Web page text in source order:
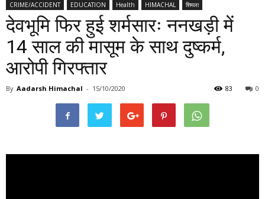
CRIME/ACCIDENT EDUCATION Health HIMACHAL शिमला
देवभूमि फिर हुई शर्मसारः ननखड़ी में
14 साल की मासूम के साथ दुष्कर्म,
आरोपी गिरफ्तार
By Aadarsh Himachal - 15/10/2020 0
83